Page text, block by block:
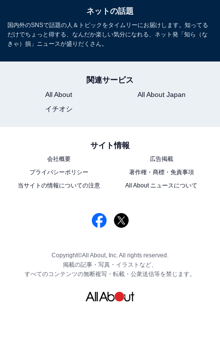
ネットの話題
国内外のSNSで話題の人＆トピックをタイムリーにお届けします。知ってる
だけでちょっと得する、なんだか楽しい気分になれる、ネット発「知ら（な
きゃ）損」ニュースが盛りだくさん。
関連サービス
All About
All About Japan
イチオシ
サイト情報
会社概要
広告掲載
プライバシーポリシー
著作権・商標・免責事項
当サイトの情報についての注意
All About ニュースについて
Copyright©All About, Inc. All rights reserved.
掲載の記事・写真・イラストなど、
すべてのコンテンツの無断複写・転載・公衆送信等を禁じます。